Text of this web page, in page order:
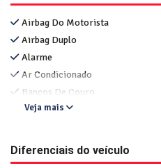
Airbag Do Motorista
Airbag Duplo
Alarme
Ar Condicionado
Bancos De Couro
Veja mais
Diferenciais do veículo